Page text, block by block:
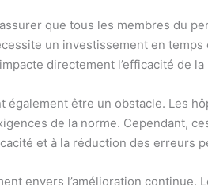
que tous les membres du
un investissement en
directement l’efficacité de
également être un obstacle. Les
de la norme. Cependant,
et à la réduction des erreurs
envers l’amélioration